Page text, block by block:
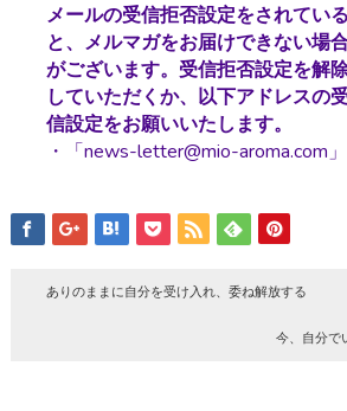
メールの受信拒否設定をされている
と、メルマガをお届けできない場
がございます。受信拒否設定を解
していただくか、以下アドレスの
信設定をお願いいたします。
・「news-letter@mio-aroma.com」
ありのままに自分を受け入れ、委ね解放する
今、自分で